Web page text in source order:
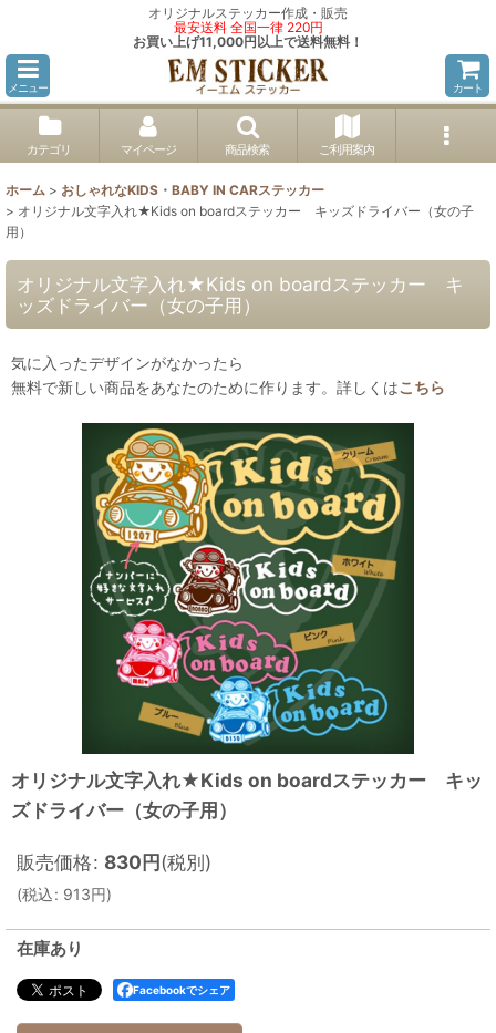
オリジナルステッカー作成・販売
最安送料 全国一律 220円
お買い上げ11,000円以上で送料無料！
メニュー カート
カテゴリ マイページ 商品検索 ご利用案内
ホーム > おしゃれなKIDS・BABY IN CARステッカー
> オリジナル文字入れ★Kids on boardステッカー キッズドライバー（女の子
用）
オリジナル文字入れ★Kids on boardステッカー キ
ッズドライバー（女の子用）
気に入ったデザインがなかったら
無料で新しい商品をあなたのために作ります。詳しくはこちら
オリジナル文字入れ★Kids on boardステッカー キッ
ズドライバー（女の子用）
販売価格: 830円(税別)
(税込: 913円)
在庫あり
Facebookでシェア